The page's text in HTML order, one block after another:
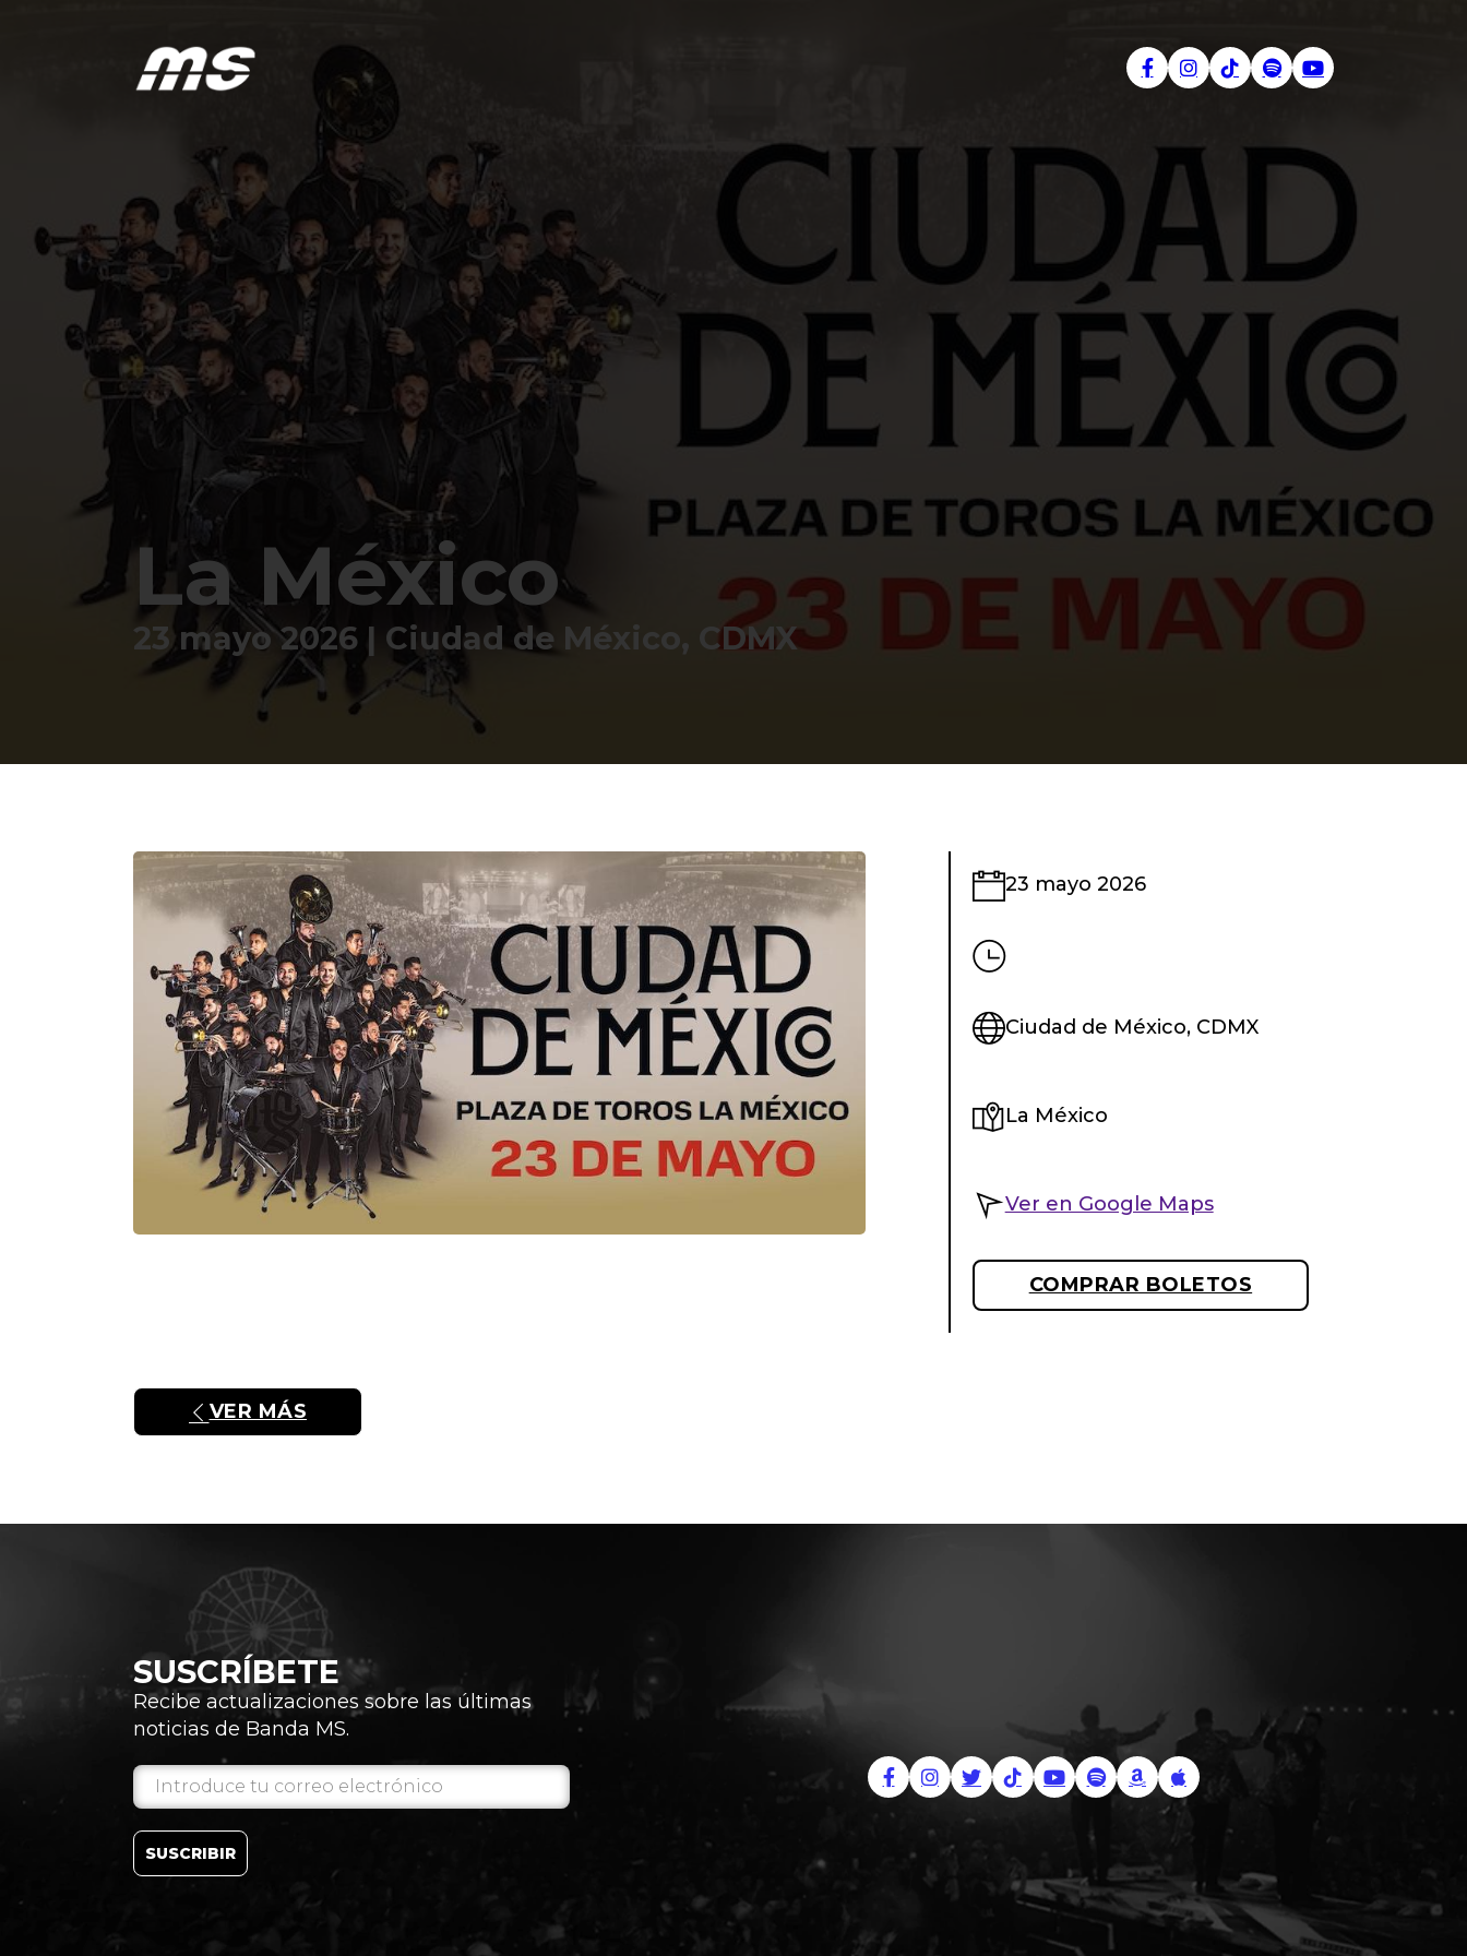
La México
23 mayo 2026 | Ciudad de México, CDMX
23 mayo 2026
Ciudad de México, CDMX
La México
Ver en Google Maps
COMPRAR BOLETOS
VER MÁS
SUSCRÍBETE
Recibe actualizaciones sobre las últimas
noticias de Banda MS.
SUSCRIBIR